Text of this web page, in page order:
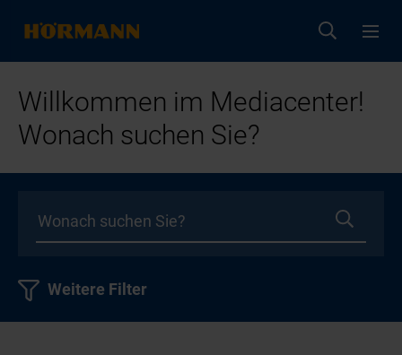
Willkommen im Mediacenter!
Wonach suchen Sie?
Weitere Filter